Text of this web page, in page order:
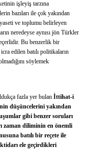
işleyiş tarzına
bazıları ile çok yakından
ve toplumu belirleyen
neredeyse aynısı jön Türkler
Bu benzerlik bir
edilen batılı politikaların
söylemek
fazla yer bulan İttihat-i
düşüncelerini yakından
gibi benzer soruları
zaman diliminin en önemli
batılı bir reçete ile
ele geçirdikleri